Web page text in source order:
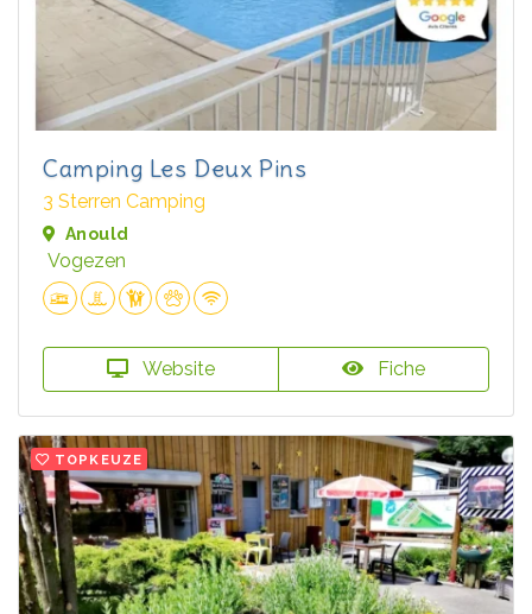
Camping Les Deux Pins
3 Sterren Camping
Anould
Vogezen
Website Fiche
TOPKEUZE